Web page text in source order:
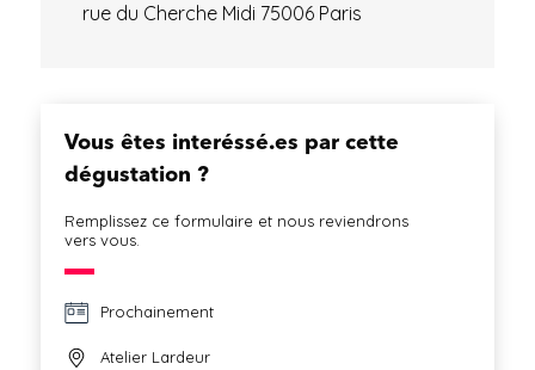
rue du Cherche Midi 75006 Paris
Vous êtes interéssé.es par cette
dégustation ?
Remplissez ce formulaire et nous reviendrons
vers vous.
Prochainement
Atelier Lardeur